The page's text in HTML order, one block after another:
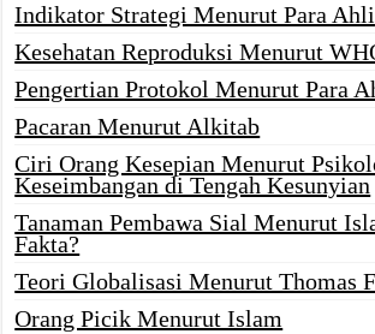
Indikator Strategi Menurut Para Ahli
Kesehatan Reproduksi Menurut
Pengertian Protokol Menurut Para
Pacaran Menurut Alkitab
Ciri Orang Kesepian Menurut
Keseimbangan di Tengah Kesunyian
Tanaman Pembawa Sial Menurut
Fakta?
Teori Globalisasi Menurut Thomas
Orang Picik Menurut Islam